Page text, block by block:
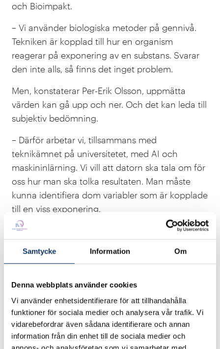
Samtycke Information Om
Denna webbplats använder cookies
Vi använder enhetsidentifierare för att tillhandahålla
funktioner för sociala medier och analysera vår trafik. Vi
vidarebefordrar även sådana identifierare och annan
information från din enhet till de sociala medier och
och Bioimpakt.
– Vi använder biologiska metoder på gennivå.
Tekniken är kopplad till hur en organism
reagerar på exponering av en substans. Svarar
den inte alls, så finns det inget problem.
Men, konstaterar Per-Erik Olsson, uppmätta
värden kan gå upp och ner. Och det kan leda till
subjektiv bedömning.
– Därför arbetar vi, tillsammans med
teknikämnet på universitetet, med AI och
maskininlärning. Vi vill att datorn ska tala om för
oss hur man ska tolka resultaten. Man måste
kunna identifiera dom variabler som är kopplade
till en viss exponering.
Ett exempel på vad felaktigt tolkade mätdata
akrylamid för snart två decennier sedan. Då var
byggde på försök med råttor. Och skulle man
extrapolera den mängd råttorna fick i sig till
människor så skulle en person behöva äta 200